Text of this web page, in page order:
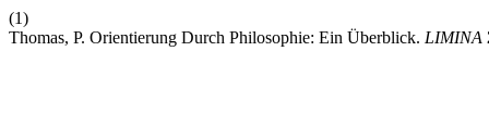
(1)
Thomas, P. Orientierung Durch Philosophie: Ein Überblick. LIMINA